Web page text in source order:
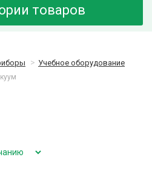
товаров
Учебное оборудование